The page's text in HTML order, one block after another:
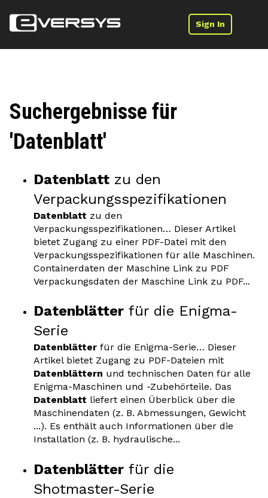
Sign In
Suchergebnisse für
'Datenblatt'
Datenblatt zu den
Verpackungsspezifikationen
Datenblatt zu den
Verpackungsspezifikationen… Dieser Artikel
bietet Zugang zu einer PDF-Datei mit den
Verpackungsspezifikationen für alle Maschinen.
Containerdaten der Maschine Link zu PDF
Verpackungsdaten der Maschine Link zu PDF...
Datenblätter für die Enigma-
Serie
Datenblätter für die Enigma-Serie… Dieser
Artikel bietet Zugang zu PDF-Dateien mit
Datenblättern und technischen Daten für alle
Enigma-Maschinen und -Zubehörteile. Das
Datenblatt liefert einen Überblick über die
Maschinendaten (z. B. Abmessungen, Gewicht
...). Es enthält auch Informationen über die
Installation (z. B. hydraulische...
Datenblätter für die
Shotmaster-Serie